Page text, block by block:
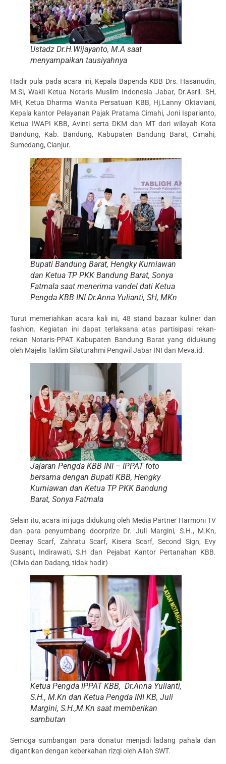
Ustadz Dr.H.Wijayanto, M.A saat
menyampaikan tausiyahnya
Hadir pula pada acara ini, Kepala Bapenda KBB Drs. Hasanudin,
M.Si, Wakil Ketua Notaris Muslim Indonesia Jabar, Dr.Asril. SH,
MH, Ketua Dharma Wanita Persatuan KBB, Hj.Lanny Oktaviani,
Kepala kantor Pelayanan Pajak Pratama Cimahi, Joni Isparianto,
Ketua IWAPI KBB, Avinti serta DKM dan MT dari wilayah Kota
Bandung, Kab. Bandung, Kabupaten Bandung Barat, Cimahi,
Sumedang, Cianjur.
Bupati Bandung Barat, Hengky Kurniawan
dan Ketua TP PKK Bandung Barat, Sonya
Fatmala saat menerima vandel dati Ketua
Pengda KBB INI Dr.Anna Yulianti, SH, MKn
Turut memeriahkan acara kali ini, 48 stand bazaar kuliner dan
fashion. Kegiatan ini dapat terlaksana atas partisipasi rekan-
rekan Notaris-PPAT Kabupaten Bandung Barat yang didukung
oleh Majelis Taklim Silaturahmi Pengwil Jabar INI dan Meva.id.
Jajaran Pengda KBB INI – IPPAT foto
bersama dengan Bupati KBB, Hengky
Kurniawan dan Ketua TP PKK Bandung
Barat, Sonya Fatmala
Selain itu, acara ini juga didukung oleh Media Partner Harmoni TV
dan para penyumbang doorprize Dr. Juli Margini, S.H., M.Kn,
Deenay Scarf, Zahratu Scarf, Kisera Scarf, Second Sign, Evy
Susanti, Indirawati, S.H dan Pejabat Kantor Pertanahan KBB.
(Cilvia dan Dadang, tidak hadir)
Ketua Pengda IPPAT KBB, Dr.Anna Yulianti,
S.H., M.Kn dan Ketua Pengda INI KB, Juli
Margini, S.H.,M.Kn saat memberikan
sambutan
Semoga sumbangan para donatur menjadi ladang pahala dan
digantikan dengan keberkahan rizqi oleh Allah SWT.